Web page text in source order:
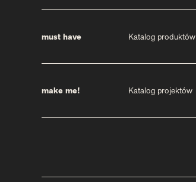
must have Katalog produktów
make me! Katalog projektów